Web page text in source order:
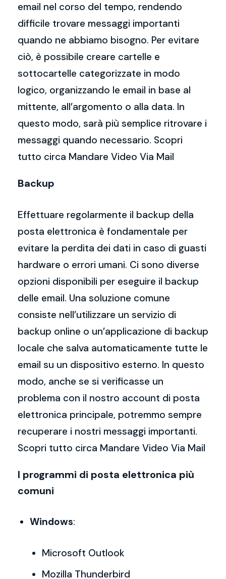
email nel corso del tempo, rendendo
difficile trovare messaggi importanti
quando ne abbiamo bisogno. Per evitare
ciò, è possibile creare cartelle e
sottocartelle categorizzate in modo
logico, organizzando le email in base al
mittente, all’argomento o alla data. In
questo modo, sarà più semplice ritrovare i
messaggi quando necessario. Scopri
tutto circa Mandare Video Via Mail
Backup
Effettuare regolarmente il backup della
posta elettronica è fondamentale per
evitare la perdita dei dati in caso di guasti
hardware o errori umani. Ci sono diverse
opzioni disponibili per eseguire il backup
delle email. Una soluzione comune
consiste nell’utilizzare un servizio di
backup online o un’applicazione di backup
locale che salva automaticamente tutte le
email su un dispositivo esterno. In questo
modo, anche se si verificasse un
problema con il nostro account di posta
elettronica principale, potremmo sempre
recuperare i nostri messaggi importanti.
Scopri tutto circa Mandare Video Via Mail
I programmi di posta elettronica più
comuni
Windows:
Microsoft Outlook
Mozilla Thunderbird